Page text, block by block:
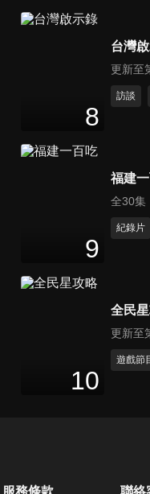
8
台灣
更新至
訪談
9
福建
全30集
紀錄片
10
全民
更新至
遊戲節
服務條款 聯絡